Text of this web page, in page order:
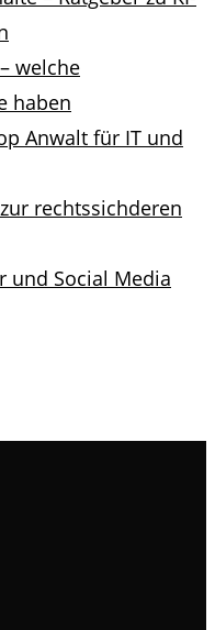
welche
haben
Anwalt für IT und
rechtssichderen
und Social Media